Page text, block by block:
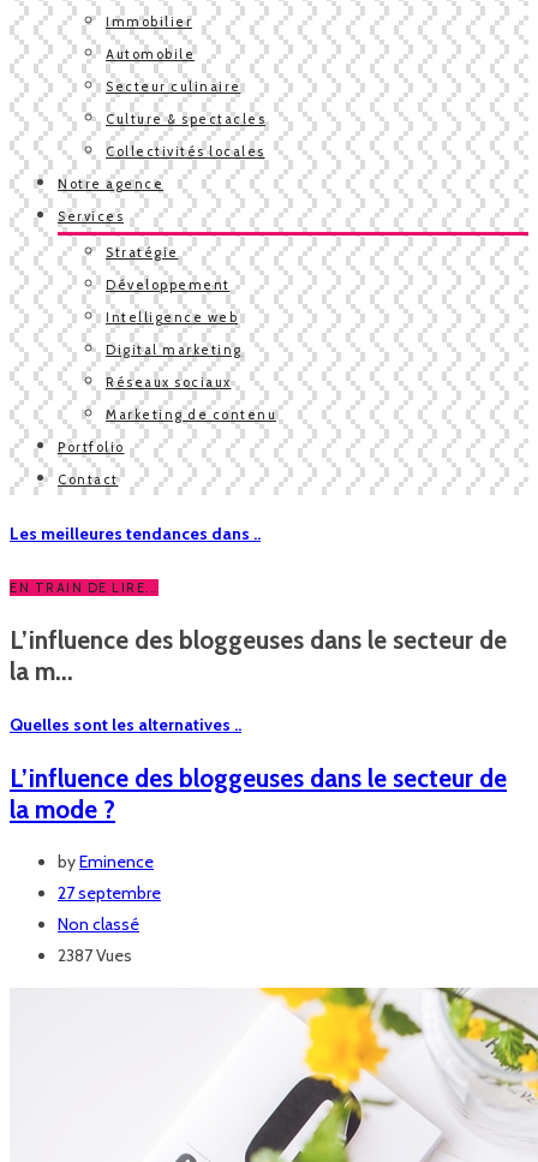
Immobilier
Automobile
Secteur culinaire
Culture & spectacles
Collectivités locales
Notre agence
Services
Stratégie
Développement
Intelligence web
Digital marketing
Réseaux sociaux
Marketing de contenu
Portfolio
Contact
Les meilleures tendances dans ..
EN TRAIN DE LIRE...
L’influence des bloggeuses dans le secteur de
la m...
Quelles sont les alternatives ..
L’influence des bloggeuses dans le secteur de
la mode ?
byEminence
27 septembre
Non classé
2387 Vues